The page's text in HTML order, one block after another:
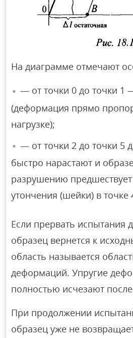
На диаграмме отмечают
— от точки 0 до точки 1
(деформация прямо
нагрузке);
— от точки 2 до точки 5
быстро нарастают и
разрушению
утончения (шейки) в точке
Если прервать испытания
образец вернется к
область называется
деформаций. Упругие
полностью исчезают
При продолжении
образец уже не